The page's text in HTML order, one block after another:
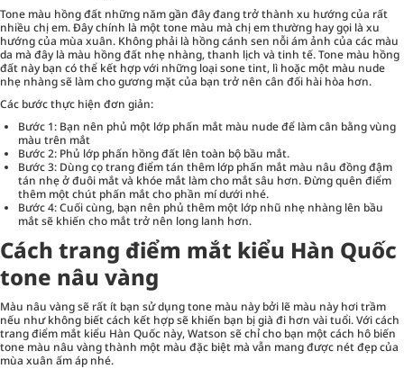
Tone màu hồng đất những năm gần đây đang trở thành xu hướng của rất
nhiều chị em. Đây chính là một tone màu mà chị em thường hay gọi là xu
hướng của mùa xuân. Không phải là hồng cánh sen nỗi ám ảnh của các màu
da mà đây là màu hồng đất nhẹ nhàng, thanh lịch và tinh tế. Tone màu hồng
đất này bạn có thể kết hợp với những loại sone tint, lì hoặc một màu nude
nhẹ nhàng sẽ làm cho gương mặt của bạn trở nên cân đối hài hòa hơn.
Các bước thực hiện đơn giản:
Bước 1: Bạn nên phủ một lớp phấn mắt màu nude để làm cân bằng vùng
màu trên mắt
Bước 2: Phủ lớp phấn hồng đất lên toàn bộ bầu mắt.
Bước 3: Dùng cọ trang điểm tán thêm lớp phấn mắt màu nâu đồng đậm
tán nhẹ ở đuôi mắt và khóe mắt làm cho mắt sâu hơn. Đừng quên điểm
thêm một chút phấn mắt cho phần mí dưới nhé.
Bước 4: Cuối cùng, bạn nên phủ thêm một lớp nhũ nhẹ nhàng lên bầu
mắt sẽ khiến cho mắt trở nên long lanh hơn.
Cách trang điểm mắt kiểu Hàn Quốc
tone nâu vàng
Màu nâu vàng sẽ rất ít bạn sử dụng tone màu này bởi lẽ màu này hơi trầm
nếu như không biết cách kết hợp sẽ khiến bạn bị già đi hơn vài tuổi. Với cách
trang điểm mắt kiểu Hàn Quốc này, Watson sẽ chỉ cho bạn một cách hô biến
tone màu nâu vàng thành một màu đặc biệt mà vẫn mang được nét đẹp của
mùa xuân ấm áp nhé.